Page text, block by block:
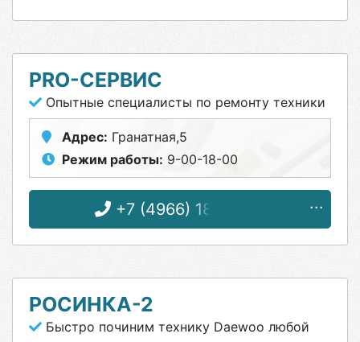
PRO-СЕРВИС
Опытные специалисты по ремонту техники
Адрес: Гранатная,5
Режим работы: 9-00-18-00
+7 (4966) 18-64-76
РОСИНКА-2
Быстро починим технику Daewoo любой